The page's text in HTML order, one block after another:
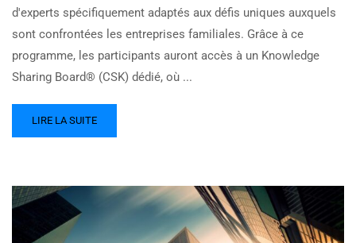
d'experts spécifiquement adaptés aux défis uniques auxquels
sont confrontées les entreprises familiales. Grâce à ce
programme, les participants auront accès à un Knowledge
Sharing Board® (CSK) dédié, où ...
LIRE LA SUITE